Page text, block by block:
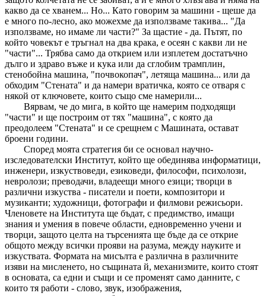
какво да се хванем... Но... Като говорим за машини - щеше да
е много по-лесно, ако можехме да използваме такива... "Да
използваме, но имаме ли части?" За щастие - да. Пътят, по
който човекът е тръгнал на два крака, е осеян с какви ли не
"части"... Трябва само да открием или изплетем достатъчно
дълго и здраво въже и кука или да сглобим трамплин,
стенобойна машина, "почвокопач", летяща машина... или да
обходим "Стената" и да намери вратичка, която се отваря с
някой от ключовете, които също сме намерили...
Вярвам, че до мига, в който ще намерим подходящи
"части" и ще построим от тях "машина", с която да
преодолеем "Стената" и се срещнем с Машината, остават
броени години.
Според моята стратегия би се основал научно-
изследователски Институт, който ще обединява информатици,
инженери, изкуствоведи, езиковеди, философи, психолози,
невролози; преводачи, владеещи много езици; творци в
различни изкуства - писатели и поети, композитори и
музиканти; художници, фотографи и филмови режисьори.
Членовете на Института ще бъдат, с предимство, имащи
знания и умения в повече области, едновременно учени и
творци, защото целта на търсенията ще бъде да се открие
общото между всички прояви на разума, между науките и
изкуствата. Формата на мисълта е различна в различните
изяви на мисленето, но същината й, механизмите, които стоят
в основата, са едни и същи и се променят само данните, с
които тя работи - слово, звук, изображения,